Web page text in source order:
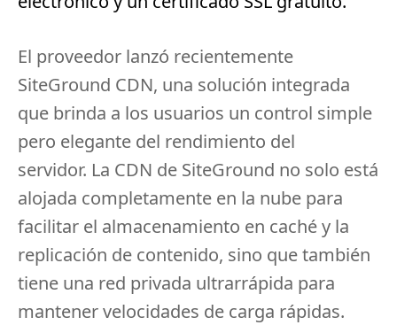
El proveedor lanzó recientemente
SiteGround CDN, una solución integrada
que brinda a los usuarios un control simple
pero elegante del rendimiento del
servidor. La CDN de SiteGround no solo está
alojada completamente en la nube para
facilitar el almacenamiento en caché y la
replicación de contenido, sino que también
tiene una red privada ultrarrápida para
mantener velocidades de carga rápidas.